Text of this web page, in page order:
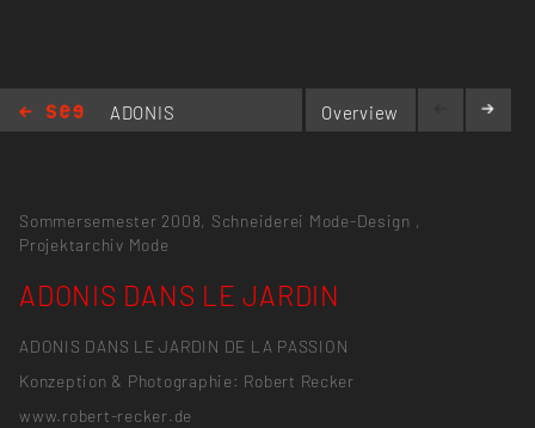
ADONIS
Overview
Sommersemester 2008, Schneiderei Mode-Design ,
Projektarchiv Mode
ADONIS DANS LE JARDIN
ADONIS DANS LE JARDIN DE LA PASSION
Konzeption & Photographie: Robert Recker
www.robert-recker.de